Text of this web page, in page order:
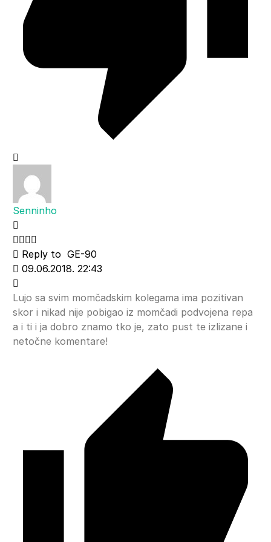
Senninho
Reply to GE-90
09.06.2018. 22:43
Lujo sa svim momčadskim kolegama ima pozitivan
skor i nikad nije pobigao iz momčadi podvojena repa
a i ti i ja dobro znamo tko je, zato pust te izlizane i
netočne komentare!